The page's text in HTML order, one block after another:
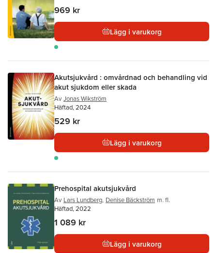
969 kr
Lägg i varukorg
Akutsjukvård : omvårdnad och behandling vid
akut sjukdom eller skada
Av Jonas Wikström
Häftad, 2024
529 kr
Lägg i varukorg
Prehospital akutsjukvård
Av Lars Lundberg, Denise Bäckström m. fl.
Häftad, 2022
1 089 kr
Lägg i varukorg